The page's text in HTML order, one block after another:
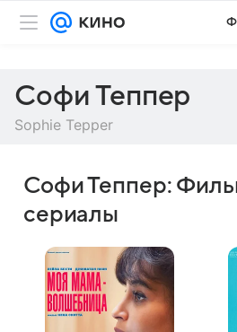
Софи Теппер
Sophie Tepper
Софи Теппер:
сериалы